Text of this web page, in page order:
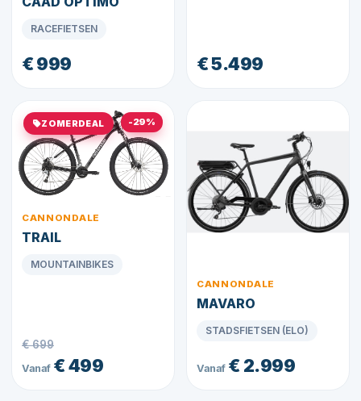
RACEFIETSEN
€ 999 € 5.499
ZOMERDEAL -29%
CANNONDALE
TRAIL
MOUNTAINBIKES
€ 699
Vanaf€ 499
CANNONDALE
MAVARO
STADSFIETSEN (ELO)
Vanaf€ 2.999